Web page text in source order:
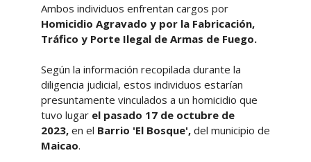
Ambos individuos enfrentan cargos por
Homicidio Agravado y por la Fabricación,
Tráfico y Porte Ilegal de Armas de Fuego.
Según la información recopilada durante la
diligencia judicial, estos individuos estarían
presuntamente vinculados a un homicidio que
tuvo lugar el pasado 17 de octubre de
2023, en el Barrio 'El Bosque',del municipio de
Maicao.